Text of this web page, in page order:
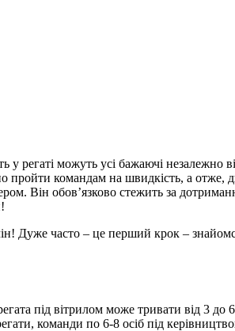
регаті можуть усі бажаючі незалежно
пройти командам на швидкість, а отже,
Він обов’язково стежить за
Дуже часто – це перший крок –
під вітрилом може тривати від 3 до
команди по 6-8 осіб під